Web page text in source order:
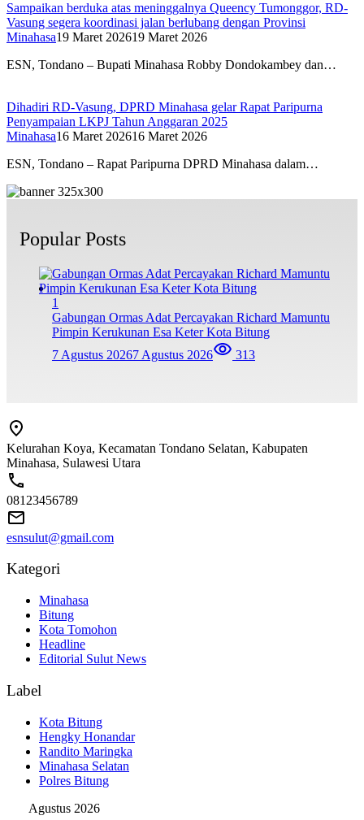
Sampaikan berduka atas meninggalnya Queency Tumonggor, RD-
Vasung segera koordinasi jalan berlubang dengan Provinsi
Minahasa19 Maret 202619 Maret 2026
ESN, Tondano – Bupati Minahasa Robby Dondokambey dan…
Dihadiri RD-Vasung, DPRD Minahasa gelar Rapat Paripurna
Penyampaian LKPJ Tahun Anggaran 2025
Minahasa16 Maret 202616 Maret 2026
ESN, Tondano – Rapat Paripurna DPRD Minahasa dalam…
Popular Posts
1
Gabungan Ormas Adat Percayakan Richard Mamuntu
Pimpin Kerukunan Esa Keter Kota Bitung
7 Agustus 20267 Agustus 2026 313
Kelurahan Koya, Kecamatan Tondano Selatan, Kabupaten
Minahasa, Sulawesi Utara
08123456789
esnsulut@gmail.com
Kategori
Minahasa
Bitung
Kota Tomohon
Headline
Editorial Sulut News
Label
Kota Bitung
Hengky Honandar
Randito Maringka
Minahasa Selatan
Polres Bitung
Agustus 2026